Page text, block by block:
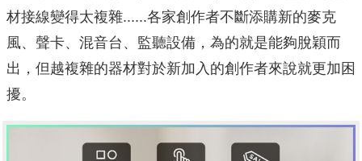
材接線變得太複雜......各家創作者不斷添購新的麥克
風、聲卡、混音台、監聽設備，為的就是能夠脫穎而
出，但越複雜的器材對於新加入的創作者來說就更加困
擾。